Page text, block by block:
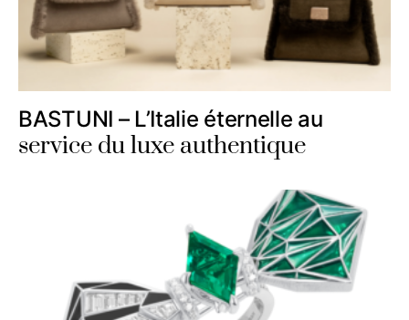
BASTUNI – L’Italie éternelle au
service du luxe authentique